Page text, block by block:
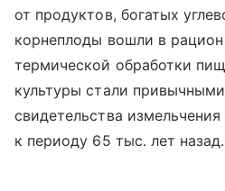
от продуктов, богатых
корнеплоды вошли в
термической обработки
культуры стали
свидетельства
к периоду 65 тыс. лет назад.